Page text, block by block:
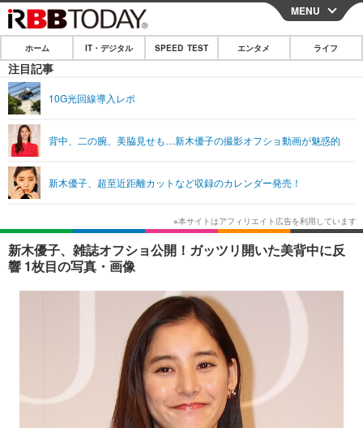
CLOSE
ホーム
IT・デジタル
ショッピング その他
SPEED TEST
エンタメ
エンタメTOP 映画・ドラマ
韓国・芸能
音楽 スポーツ
ライフ
ライフTOP グルメ
ペット ショッピング
その他
リリース一覧
プッシュ通知の停止方法
MENU
ホーム IT・デジタル SPEED TEST エンタメ ライフ
注目記事
10G光回線導入レポ
背中、二の腕、美脇見せも…新木優子の撮影オフショ動画が魅惑的
新木優子、超至近距離カットなど収録のカレンダー発売！
新木優子、雑誌オフショ公開！ガッツリ開いた美背中に反
響 1枚目の写真・画像